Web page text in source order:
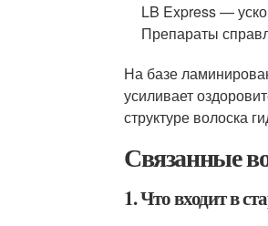
LB Express —
Препараты
На базе
усиливает
структуре волоска
Связанные
1. Что входит в